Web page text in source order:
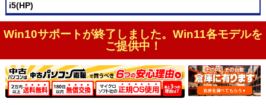
i5(HP)
Win10サポートが終了しました。Win11各モデルを
ご提供中！